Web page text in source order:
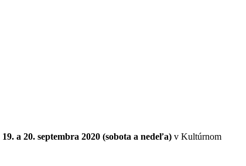
19. a 20. septembra 2020 (sobota a nedeľa) v Kultúrnom